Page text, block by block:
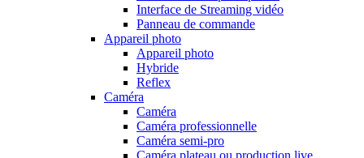
Interface de Streaming vidéo
Panneau de commande
Appareil photo
Appareil photo
Hybride
Reflex
Caméra
Caméra
Caméra professionnelle
Caméra semi-pro
Caméra plateau ou production live